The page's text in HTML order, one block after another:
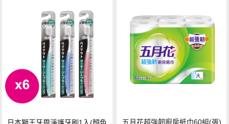
五月花超強韌廚房紙巾60組(張)